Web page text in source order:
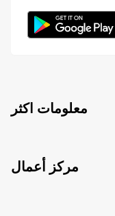
معلومات اكثر
مركز أعمال